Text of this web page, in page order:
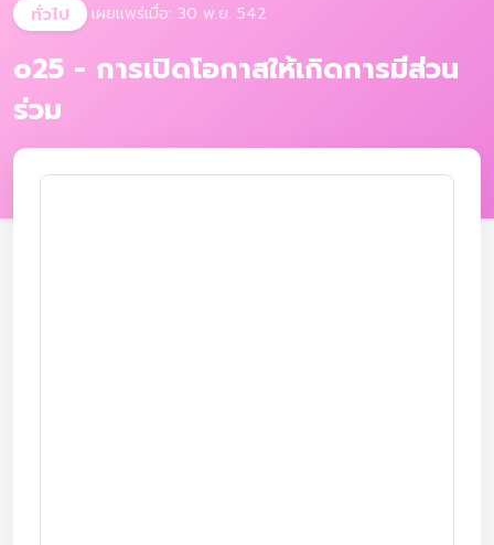
ทั่วไป เผยแพร่เมื่อ: 30 พ.ย. 542
o25 - การเปิดโอกาสให้เกิดการมีส่วน
ร่วม